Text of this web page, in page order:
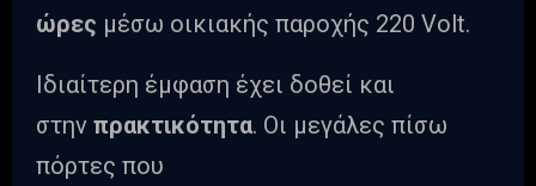
ώρες μέσω οικιακής παροχής 220 Volt.
Ιδιαίτερη έμφαση έχει δοθεί και
στην πρακτικότητα. Οι μεγάλες πίσω
πόρτες που